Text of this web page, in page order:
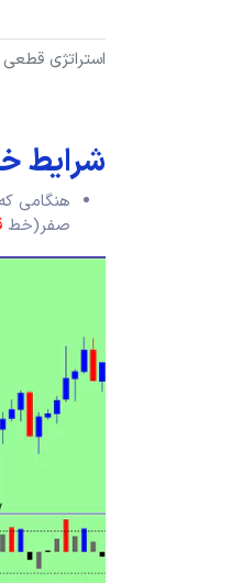
استراتژی
شرایط
هنگامی
صفر(خط